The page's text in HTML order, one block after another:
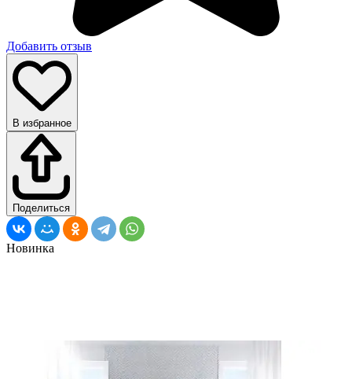
Добавить отзыв
В избранное
Поделиться
Новинка